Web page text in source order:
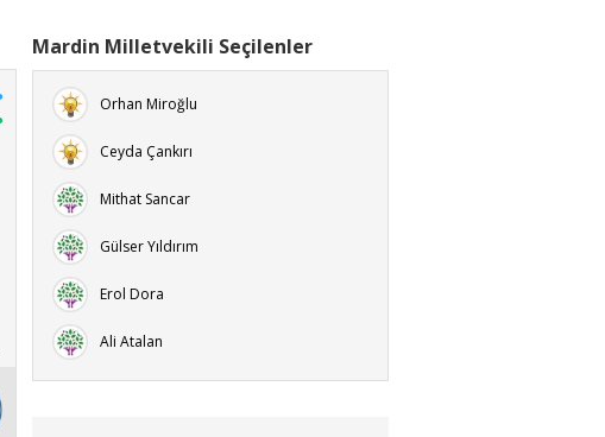
Mardin Milletvekili Seçilenler
Orhan Miroğlu
Ceyda Çankırı
Mithat Sancar
Gülser Yıldırım
Erol Dora
Ali Atalan